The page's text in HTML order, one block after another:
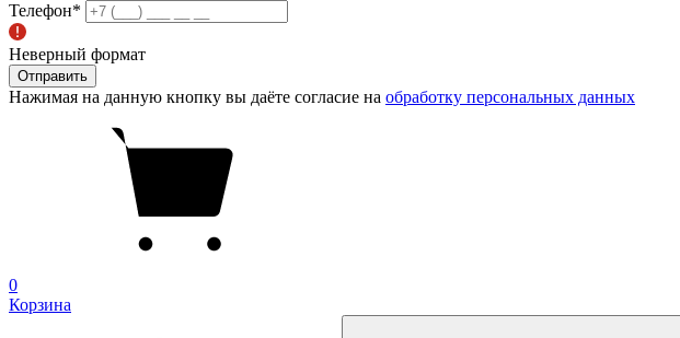
Телефон*
Неверный формат
Отправить
Нажимая на данную кнопку вы даёте согласие на обработку персональных данных
0
Корзина